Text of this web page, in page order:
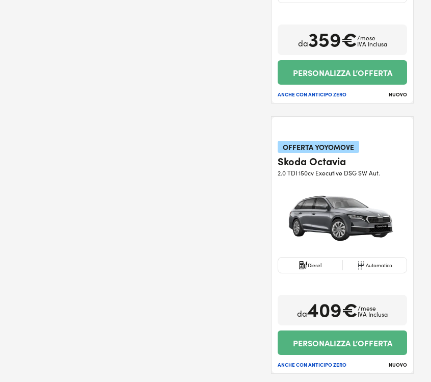
da359€/mese
IVA Inclusa
PERSONALIZZA L’OFFERTA
ANCHE CON ANTICIPO ZERO NUOVO
OFFERTA YOYOMOVE
Skoda Octavia
2.0 TDI 150cv Executive DSG SW Aut.
Diesel Automatico
da409€/mese
IVA Inclusa
PERSONALIZZA L’OFFERTA
ANCHE CON ANTICIPO ZERO NUOVO